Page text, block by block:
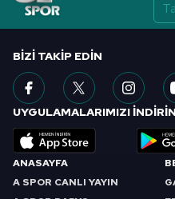
ANASAYFA
A SPOR CANLI YAYIN
BIZI TAKIP EDIN
UYGULAMALARIMIZI